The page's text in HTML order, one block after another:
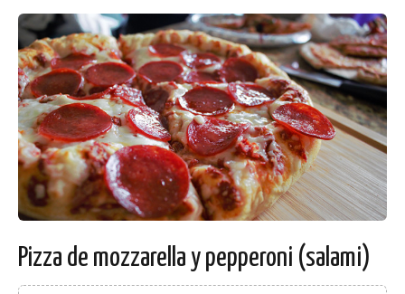
Pizza de mozzarella y pepperoni (salami)